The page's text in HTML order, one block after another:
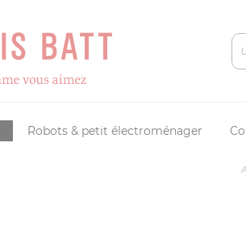
Robots & petit électroménager